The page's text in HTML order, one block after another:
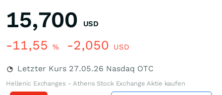
15,700 USD
-11,55 % -2,050 USD
Letzter Kurs 27.05.26 Nasdaq OTC
Hellenic Exchanges - Athens Stock Exchange Aktie kaufen